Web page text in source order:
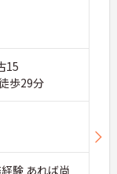
15
歩29分
験 あれば尚